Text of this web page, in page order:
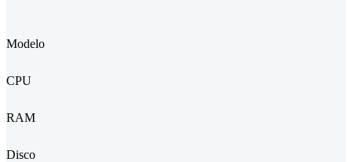
Modelo
CPU
RAM
Disco